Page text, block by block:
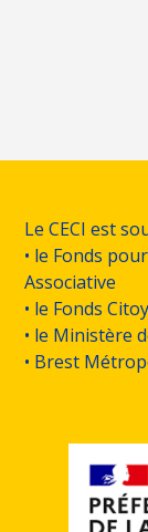
Le CECI est
• le Fonds
Associative
• le Fonds
• le Ministère
• Brest